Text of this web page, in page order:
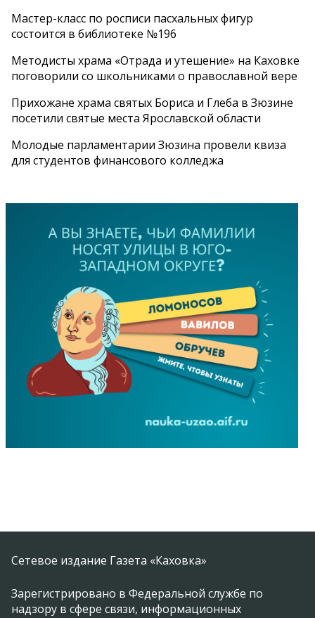
Мастер-класс по росписи пасхальных фигур
состоится в библиотеке №196
Методисты храма «Отрада и утешение» на Каховке
поговорили со школьниками о православной вере
Прихожане храма святых Бориса и Глеба в Зюзине
посетили святые места Ярославской области
Молодые парламентарии Зюзина провели квиза
для студентов финансового колледжа
Сетевое издание Газета «Каховка»
Зарегистрировано в Федеральной службе по
надзору в сфере связи, информационных